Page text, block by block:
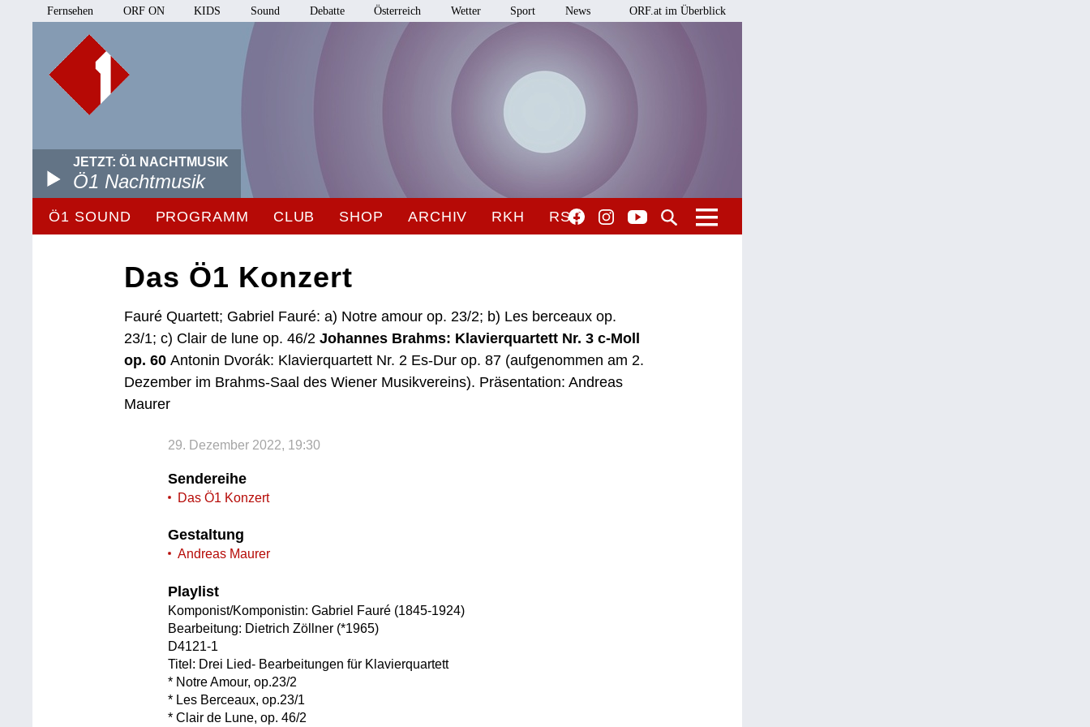
Fernsehen ORF ON KIDS Sound Debatte Österreich Wetter Sport News ORF.at im Überblick
JETZT: Ö1 NACHTMUSIK
Ö1 Nachtmusik
Ö1 SOUND PROGRAMM CLUB SHOP ARCHIV RKH RSO
Das Ö1 Konzert
Fauré Quartett; Gabriel Fauré: a) Notre amour op. 23/2; b) Les berceaux op.
23/1; c) Clair de lune op. 46/2Johannes Brahms: Klavierquartett Nr. 3 c-Moll
op. 60Antonin Dvorák: Klavierquartett Nr. 2 Es-Dur op. 87 (aufgenommen am 2.
Dezember im Brahms-Saal des Wiener Musikvereins). Präsentation: Andreas
Maurer
29. Dezember 2022, 19:30
Sendereihe
Das Ö1 Konzert
Gestaltung
Andreas Maurer
Playlist
Komponist/Komponistin: Gabriel Fauré (1845-1924)
Bearbeitung: Dietrich Zöllner (*1965)
D4121-1
Titel: Drei Lied- Bearbeitungen für Klavierquartett
* Notre Amour, op.23/2
* Les Berceaux, op.23/1
* Clair de Lune, op. 46/2